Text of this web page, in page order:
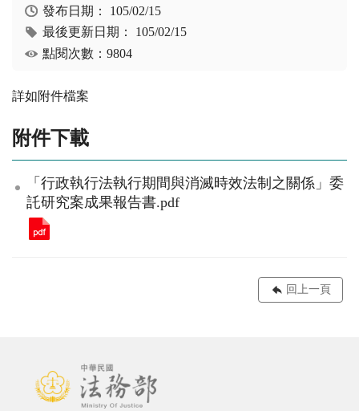
發布日期： 105/02/15
最後更新日期： 105/02/15
點閱次數：9804
詳如附件檔案
附件下載
「行政執行法執行期間與消滅時效法制之關係」委
託研究案成果報告書.pdf
回上一頁